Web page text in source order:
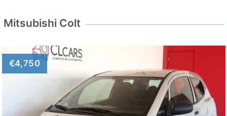
Mitsubishi Colt
€4,750